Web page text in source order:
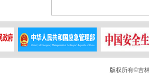
版权所有©吉